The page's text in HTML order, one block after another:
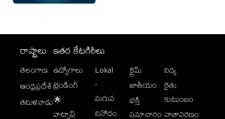
రాష్ట్రాలు
తెలంగాణ
ఆంధ్రప్రదేశ్
తమిళనాడు
ఇతర కేటగిరీలు
ఉద్యోగాలు
ట్రెండింగ్
🌟
వాట్సాప్
Lokal
-
మగువ
వినోదం
క్రైమ్
జాతీయం
భక్తి
సమాచారం
విద్య
రైతు
కుటుంబం
వాతావరణం